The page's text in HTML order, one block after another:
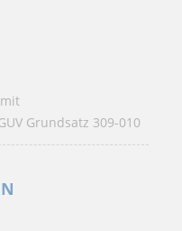
Grundsatz 309-010